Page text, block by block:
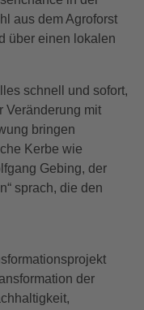
aus dem Agroforst
über einen lokalen
schnell und sofort,
Veränderung mit
bringen
Kerbe wie
Gebing, der
sprach, die den
der